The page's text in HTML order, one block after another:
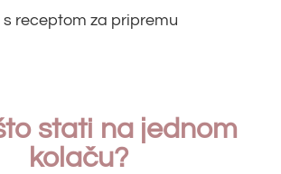
receptom za pripremu
stati na jednom
kolaču?